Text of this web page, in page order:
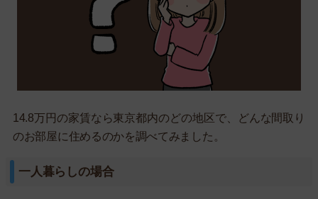
14.8万円の家賃なら東京都内のどの地区で、どんな間取り
のお部屋に住めるのかを調べてみました。
一人暮らしの場合